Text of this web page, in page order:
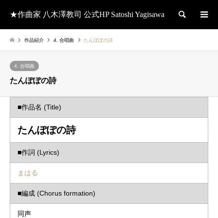
★作曲家 八木澤教司 公式HP Satoshi Yagisawa 検索
作品紹介 4. 合唱曲 たんぽぽの詩
4. 合唱曲
たんぽぽの詩
■作品名 (Title)
たんぽぽの詩
■作詞 (Lyrics)
まはる
■編成 (Chorus formation)
同声